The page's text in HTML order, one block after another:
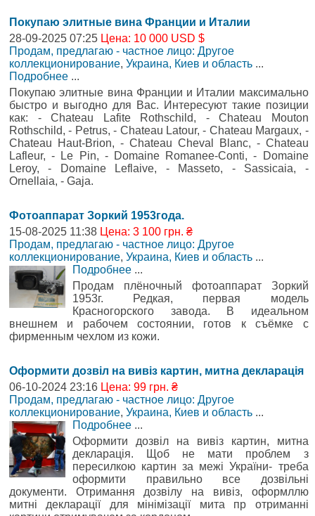
Покупаю элитные вина Франции и Италии
28-09-2025 07:25 Цена: 10 000 USD $
Продам, предлагаю - частное лицо: Другое
коллекционирование, Украина, Киев и область ...
Подробнее ...
Покупаю элитные вина Франции и Италии максимально
быстро и выгодно для Вас. Интересуют такие позиции
как: - Chateau Lafite Rothschild, - Chateau Mouton
Rothschild, - Petrus, - Chateau Latour, - Chateau Margaux, -
Chateau Haut-Brion, - Chateau Cheval Blanc, - Chateau
Lafleur, - Le Pin, - Domaine Romanee-Conti, - Domaine
Leroy, - Domaine Leflaive, - Masseto, - Sassicaia, -
Ornellaia, - Gaja.
Фотоаппарат Зоркий 1953года.
15-08-2025 11:38 Цена: 3 100 грн. ₴
Продам, предлагаю - частное лицо: Другое
коллекционирование, Украина, Киев и область ...
Подробнее ...
Продам плёночный фотоаппарат Зоркий
1953г. Редкая, первая модель
Красногорского завода. В идеальном
внешнем и рабочем состоянии, готов к съёмке с
фирменным чехлом из кожи.
Оформити дозвіл на вивіз картин, митна декларація
06-10-2024 23:16 Цена: 99 грн. ₴
Продам, предлагаю - частное лицо: Другое
коллекционирование, Украина, Киев и область ...
Подробнее ...
Оформити дозвіл на вивіз картин, митна
декларація. Щоб не мати проблем з
пересилкою картин за межі України- треба
оформити правильно все дозвільні
документи. Отримання дозвілу на вивіз, оформллю
митні декларації для мінімізації мита пр отриманні